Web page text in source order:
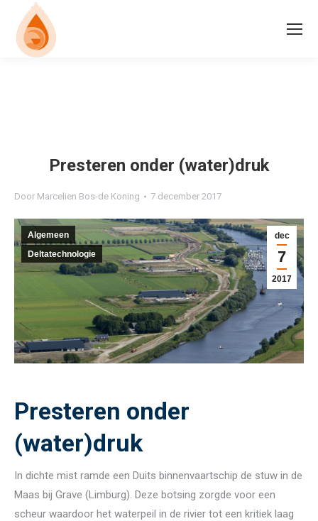
Presteren onder (water)druk
Door Marcelien Bos-de Koning 7 december 2017
dec
7
2017
Algemeen
Deltatechnologie
Presteren onder
(water)druk
In dichte mist ramde een Duits binnenvaartschip de stuw in de
Maas bij Grave (Limburg). Deze botsing zorgde voor een
scheur waardoor het waterpeil in de rivier tot een kritiek laag